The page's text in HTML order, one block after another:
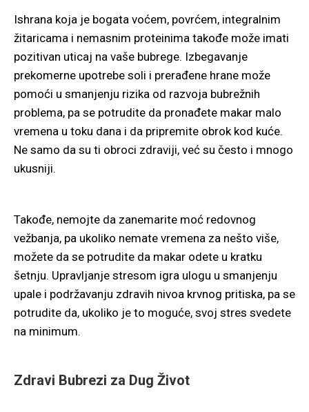
Ishrana koja je bogata voćem, povrćem, integralnim
žitaricama i nemasnim proteinima takođe može imati
pozitivan uticaj na vaše bubrege. Izbegavanje
prekomerne upotrebe soli i prerađene hrane može
pomoći u smanjenju rizika od razvoja bubrežnih
problema, pa se potrudite da pronađete makar malo
vremena u toku dana i da pripremite obrok kod kuće.
Ne samo da su ti obroci zdraviji, već su često i mnogo
ukusniji.
Takođe, nemojte da zanemarite moć redovnog
vežbanja, pa ukoliko nemate vremena za nešto više,
možete da se potrudite da makar odete u kratku
šetnju. Upravljanje stresom igra ulogu u smanjenju
upale i podržavanju zdravih nivoa krvnog pritiska, pa se
potrudite da, ukoliko je to moguće, svoj stres svedete
na minimum.
Zdravi Bubrezi za Dug Život